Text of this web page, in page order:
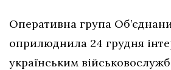
Оперативна група
оприлюднила 24 грудня
українським